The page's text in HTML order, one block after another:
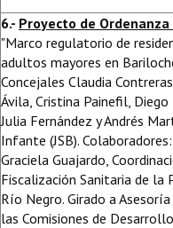
6.- Proyecto de
"Marco regulatorio de
adultos mayores en
Concejales Claudia
Ávila, Cristina Painefil,
Julia Fernández y Andrés
Infante (JSB). Colaboradores:
Graciela Guajardo,
Fiscalización Sanitaria de la
Río Negro. Girado a
las Comisiones de